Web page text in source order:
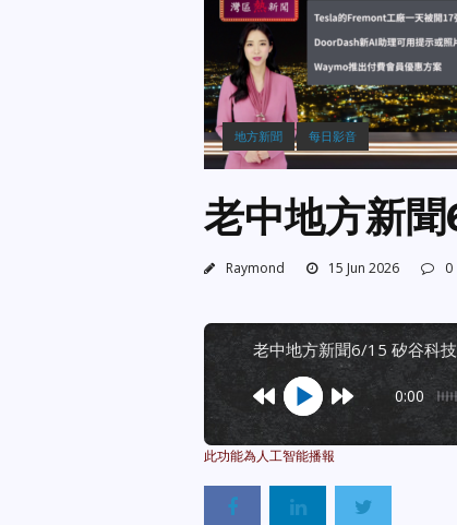
地方新聞 每日影音
老中地方新
Raymond 15 Jun 2026 0
老中地方新聞6/15 矽谷科
0:00